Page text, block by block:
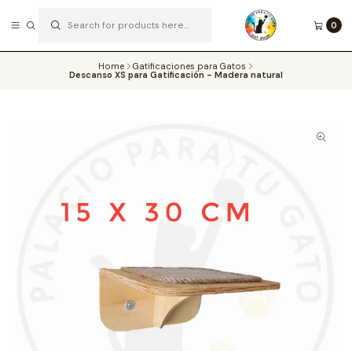
0
SOMOS EXPERTOS EN EL ENRIQUECIMIENTO AMBIENTAL DE LOS MICHIS Read more
Home
Gatificaciones para Gatos
Descanso XS para Gatificación - Madera natural